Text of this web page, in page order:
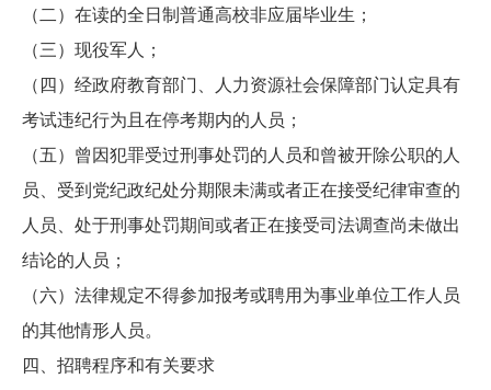
（二）在读的全日制普通高校非应届毕业生；
（三）现役军人；
（四）经政府教育部门、人力资源社会保障部门认定具有
考试违纪行为且在停考期内的人员；
（五）曾因犯罪受过刑事处罚的人员和曾被开除公职的人
员、受到党纪政纪处分期限未满或者正在接受纪律审查的
人员、处于刑事处罚期间或者正在接受司法调查尚未做出
结论的人员；
（六）法律规定不得参加报考或聘用为事业单位工作人员
的其他情形人员。
四、招聘程序和有关要求